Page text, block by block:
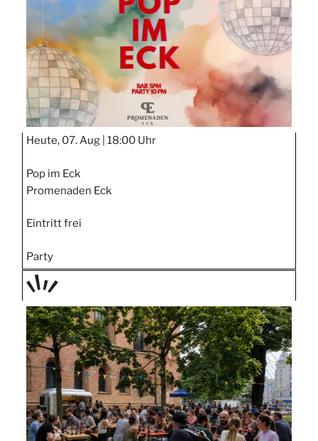
Heute, 07. Aug | 18:00 Uhr
Pop im Eck
Promenaden Eck
Eintritt frei
Party
TAGE
STIPP